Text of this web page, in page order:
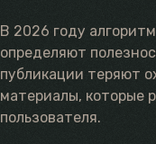
В 2026 году
определяют
публикации теряют
материалы, которые
пользователя.